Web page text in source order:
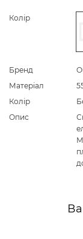
Колір
Бренд
Матеріал
Колір
Опис